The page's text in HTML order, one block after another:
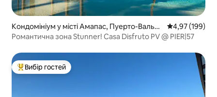
Кондомініум у місті Амапас, Пуерто-Вальяр
та
Середня
4,97 (199)
Романтична зона Stunner! Casa Disfruto PV @ PIER|57
Топ вибір гостей
Вибір гостей